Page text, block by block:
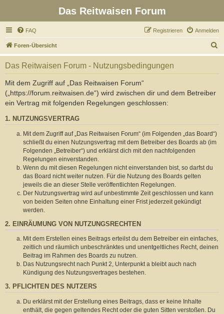
Das Reitwaisen Forum
FAQ Anmelden
Registrieren
Foren-Übersicht
u
Das Reitwaisen Forum - Nutzungsbedingungen
Mit dem Zugriff auf „Das Reitwaisen Forum“
(„https://forum.reitwaisen.de“) wird zwischen dir und dem Betreiber
ein Vertrag mit folgenden Regelungen geschlossen:
1. NUTZUNGSVERTRAG
Mit dem Zugriff auf „Das Reitwaisen Forum“ (im Folgenden „das Board“)
schließt du einen Nutzungsvertrag mit dem Betreiber des Boards ab (im
Folgenden „Betreiber“) und erklärst dich mit den nachfolgenden
Regelungen einverstanden.
Wenn du mit diesen Regelungen nicht einverstanden bist, so darfst du
das Board nicht weiter nutzen. Für die Nutzung des Boards gelten
jeweils die an dieser Stelle veröffentlichten Regelungen.
Der Nutzungsvertrag wird auf unbestimmte Zeit geschlossen und kann
von beiden Seiten ohne Einhaltung einer Frist jederzeit gekündigt
werden.
2. EINRÄUMUNG VON NUTZUNGSRECHTEN
Mit dem Erstellen eines Beitrags erteilst du dem Betreiber ein einfaches,
zeitlich und räumlich unbeschränktes und unentgeltliches Recht, deinen
Beitrag im Rahmen des Boards zu nutzen.
Das Nutzungsrecht nach Punkt 2, Unterpunkt a bleibt auch nach
Kündigung des Nutzungsvertrages bestehen.
3. PFLICHTEN DES NUTZERS
Du erklärst mit der Erstellung eines Beitrags, dass er keine Inhalte
enthält, die gegen geltendes Recht oder die guten Sitten verstoßen. Du